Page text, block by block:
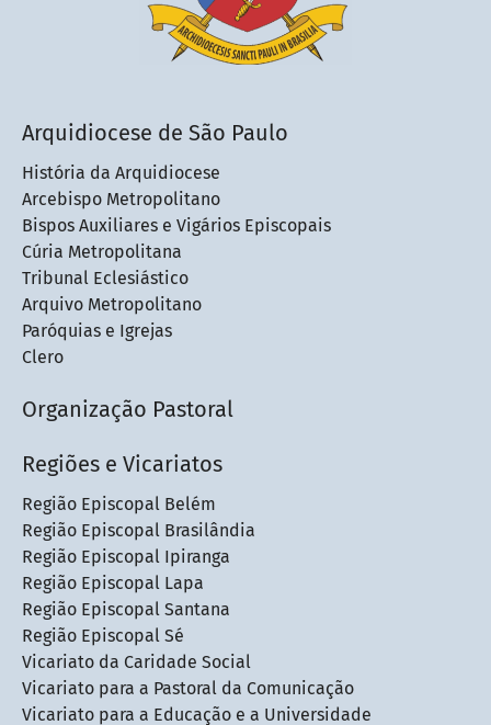
Arquidiocese de São Paulo
História da Arquidiocese
Arcebispo Metropolitano
Bispos Auxiliares e Vigários Episcopais
Cúria Metropolitana
Tribunal Eclesiástico
Arquivo Metropolitano
Paróquias e Igrejas
Clero
Organização Pastoral
Regiões e Vicariatos
Região Episcopal Belém
Região Episcopal Brasilândia
Região Episcopal Ipiranga
Região Episcopal Lapa
Região Episcopal Santana
Região Episcopal Sé
Vicariato da Caridade Social
Vicariato para a Pastoral da Comunicação
Vicariato para a Educação e a Universidade